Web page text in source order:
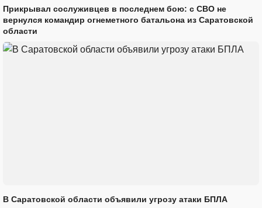
Прикрывал сослуживцев в последнем бою: с СВО не
вернулся командир огнеметного батальона из Саратовской
области
В Саратовской области объявили угрозу атаки БПЛА